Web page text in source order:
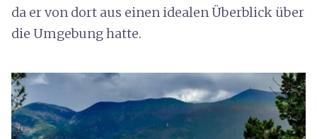
da er von dort aus einen idealen Überblick über
die Umgebung hatte.